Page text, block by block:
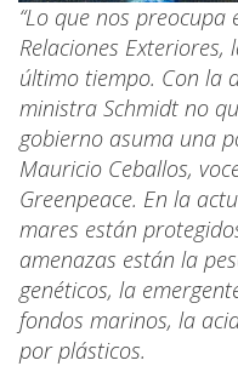
“Lo que nos
Relaciones
último tiempo. Con la
ministra Schmidt no
gobierno asuma una
Mauricio Ceballos,
Greenpeace. En la
mares están
amenazas están la
genéticos, la
fondos marinos, la
por plásticos.